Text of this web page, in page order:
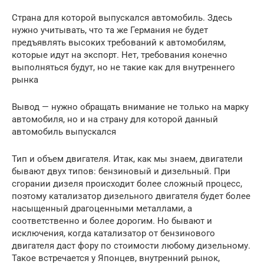
Страна для которой выпускался автомобиль. Здесь
нужно учитывать, что та же Германия не будет
предъявлять высоких требований к автомобилям,
которые идут на экспорт. Нет, требования конечно
выполняться будут, но не такие как для внутреннего
рынка
Вывод — нужно обращать внимание не только на марку
автомобиля, но и на страну для которой данный
автомобиль выпускался
Тип и объем двигателя. Итак, как мы знаем, двигатели
бывают двух типов: бензиновый и дизельный. При
сгорании дизеля происходит более сложный процесс,
поэтому катализатор дизельного двигателя будет более
насыщенный драгоценными металлами, а
соответственно и более дорогим. Но бывают и
исключения, когда катализатор от бензинового
двигателя даст фору по стоимости любому дизельному.
Такое встречается у Японцев, внутренний рынок,